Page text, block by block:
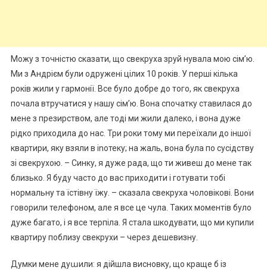
Можу з точністю сказати, що свекруха зруй нувала мою сім’ю.
Ми з Андрієм були одружені цілих 10 років. У перші кілька
років жили у гармонії. Все було добре до того, як свекруха
почала втручатися у нашу сім’ю. Вона спочатку ставилася до
мене з презирством, але тоді ми жили далеко, і вона дуже
рідко приходила до нас. Три роки тому ми переїхали до іншої
квартири, яку взяли в іnотеку; на жаль, вона була по сусідству
зі свекрухою. – Синку, я дуже рада, що ти живеш до мене так
близько. Я буду часто до вас приходити і готувати тобі
нормальну та їстівну їжу. – сказала свекруха чоловікові. Вони
говорили телефоном, але я все це чула. Таких моментів було
дуже багато, і я все терпіла. Я стала шкодувати, що ми купили
квартиру поблизу свекрухи – через дешевизну.
Думки мене дуաили: я дійшла висновку, що краще б із